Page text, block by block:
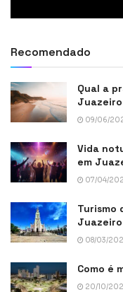
Recomendado
Qual a
09/06/
Vida
em
07/04/
Turismo
08/03/
Como é
20/10/